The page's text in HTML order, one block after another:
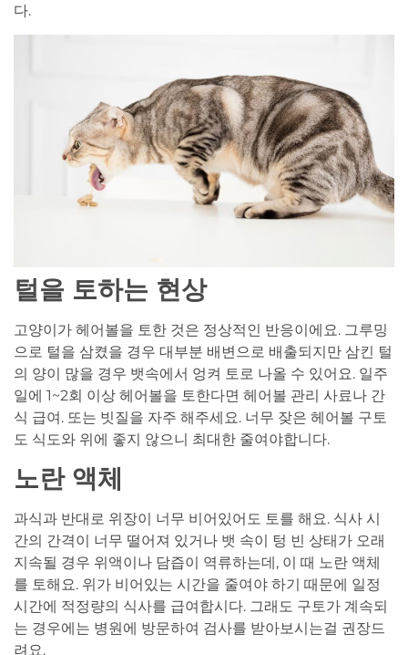
다.
털을 토하는 현상
고양이가 헤어볼을 토한 것은 정상적인 반응이에요. 그루밍
으로 털을 삼켰을 경우 대부분 배변으로 배출되지만 삼킨 털
의 양이 많을 경우 뱃속에서 엉켜 토로 나올 수 있어요. 일주
일에 1~2회 이상 헤어볼을 토한다면 헤어볼 관리 사료나 간
식 급여. 또는 빗질을 자주 해주세요. 너무 잦은 헤어볼 구토
도 식도와 위에 좋지 않으니 최대한 줄여야합니다.
노란 액체
과식과 반대로 위장이 너무 비어있어도 토를 해요. 식사 시
간의 간격이 너무 떨어져 있거나 뱃 속이 텅 빈 상태가 오래
지속될 경우 위액이나 담즙이 역류하는데, 이 때 노란 액체
를 토해요. 위가 비어있는 시간을 줄여야 하기 때문에 일정
시간에 적정량의 식사를 급여합시다. 그래도 구토가 계속되
는 경우에는 병원에 방문하여 검사를 받아보시는걸 권장드
려요.